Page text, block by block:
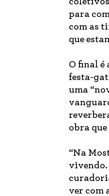
para
com as
que
O final é
festa-
uma
obra
“Na
ver com